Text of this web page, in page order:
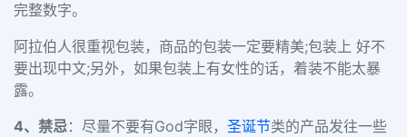
完整数字。
阿拉伯人很重视包装，商品的包装一定要精美;包装上 好不
要出现中文;另外，如果包装上有女性的话，着装不能太暴
露。
4、禁忌：尽量不要有God字眼， 圣诞节类的产品发往一些